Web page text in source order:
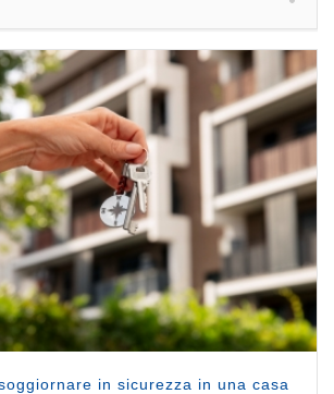
in sicurezza in una casa